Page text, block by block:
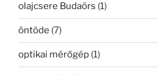
olajcsere Budaörs (1)
öntöde (7)
optikai mérőgép (1)